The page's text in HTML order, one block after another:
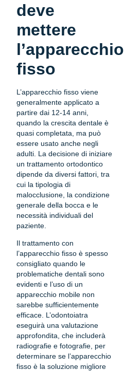
deve
mettere
l’apparecchio
fisso
L’apparecchio fisso viene
generalmente applicato a
partire dai 12-14 anni,
quando la crescita dentale è
quasi completata, ma può
essere usato anche negli
adulti. La decisione di iniziare
un trattamento ortodontico
dipende da diversi fattori, tra
cui la tipologia di
malocclusione, la condizione
generale della bocca e le
necessità individuali del
paziente.
Il trattamento con
l’apparecchio fisso è spesso
consigliato quando le
problematiche dentali sono
evidenti e l’uso di un
apparecchio mobile non
sarebbe sufficientemente
efficace. L’odontoiatra
eseguirà una valutazione
approfondita, che includerà
radiografie e fotografie, per
determinare se l’apparecchio
fisso è la soluzione migliore